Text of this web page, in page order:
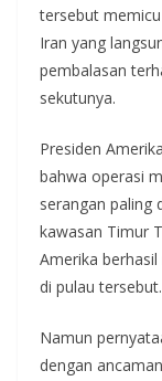
tersebut
Iran yang
pembalasan
sekutunya.
Presiden
bahwa operasi
serangan paling
kawasan Timur
Amerika
di pulau tersebut.
Namun
dengan